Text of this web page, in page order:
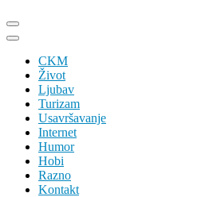
Skip
to
(Press
Enter)
CKM
Život
Ljubav
Turizam
Usavršavanje
Internet
Humor
Hobi
Razno
Kontakt